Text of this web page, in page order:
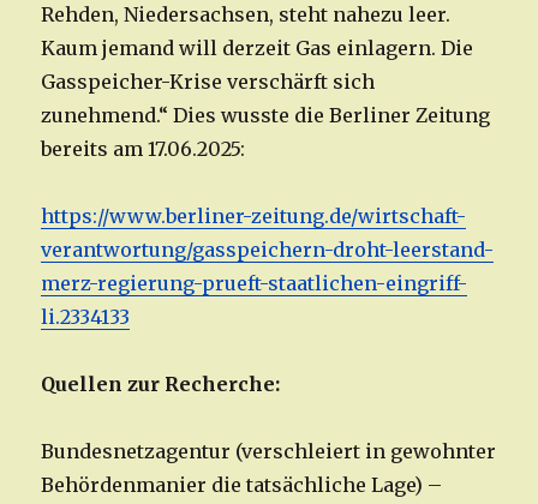
Rehden, Niedersachsen, steht nahezu leer.
Kaum jemand will derzeit Gas einlagern. Die
Gasspeicher-Krise verschärft sich
zunehmend.“ Dies wusste die Berliner Zeitung
bereits am 17.06.2025:
https://www.berliner-zeitung.de/wirtschaft-
verantwortung/gasspeichern-droht-leerstand-
merz-regierung-prueft-staatlichen-eingriff-
li.2334133
Quellen zur Recherche:
Bundesnetzagentur (verschleiert in gewohnter
Behördenmanier die tatsächliche Lage) –